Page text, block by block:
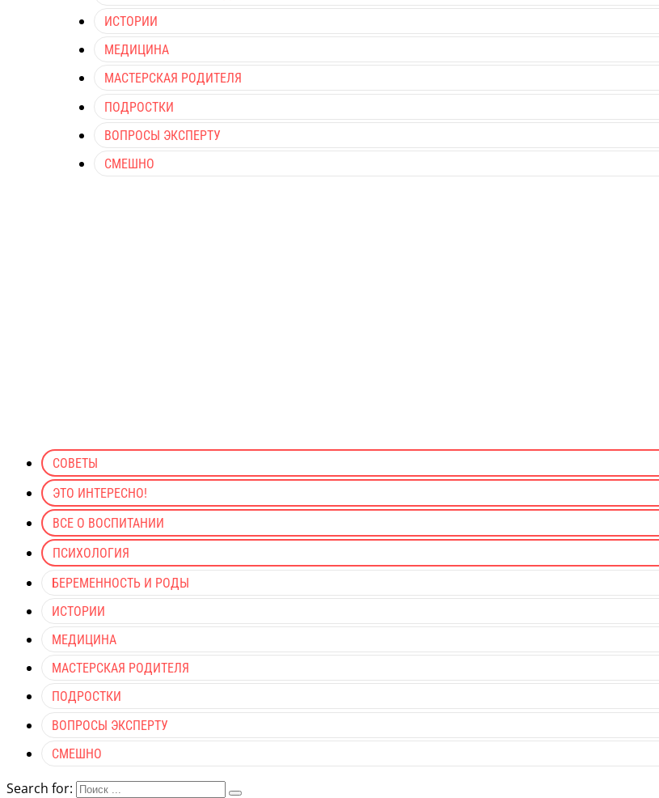
ИСТОРИИ
МЕДИЦИНА
МАСТЕРСКАЯ РОДИТЕЛЯ
ПОДРОСТКИ
ВОПРОСЫ ЭКСПЕРТУ
СМЕШНО
СОВЕТЫ
ЭТО ИНТЕРЕСНО!
ВСЕ О ВОСПИТАНИИ
ПСИХОЛОГИЯ
БЕРЕМЕННОСТЬ И РОДЫ
ИСТОРИИ
МЕДИЦИНА
МАСТЕРСКАЯ РОДИТЕЛЯ
ПОДРОСТКИ
ВОПРОСЫ ЭКСПЕРТУ
СМЕШНО
Search for: